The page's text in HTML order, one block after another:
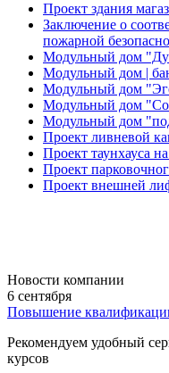
Проект здания
Заключение о
пожарной
Модульный дом
Модульный дом |
Модульный дом
Модульный дом
Модульный дом
Проект ливневой
Проект таунхауса
Проект
Проект внешней
Новости компании
6 сентября
Повышение
Рекомендуем удобный
курсов